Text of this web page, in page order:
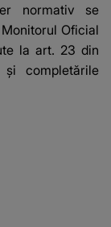
normativ se
Oficial
la art. 23 din
completările